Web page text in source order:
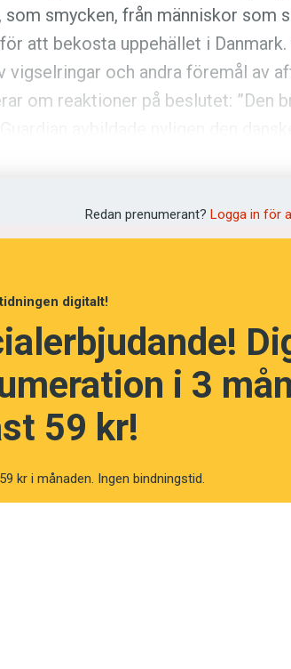
smycken, från människor som
att bekosta uppehället i Danmark.
och andra föremål av
om reaktioner på beslutet: ”Den
och kontanter från
kronor. Även i Sverige har kritiken
Redan prenumerant? Logga in för
digitalt!
i 3
59 kr!
kr i månaden. Ingen bindningstid.